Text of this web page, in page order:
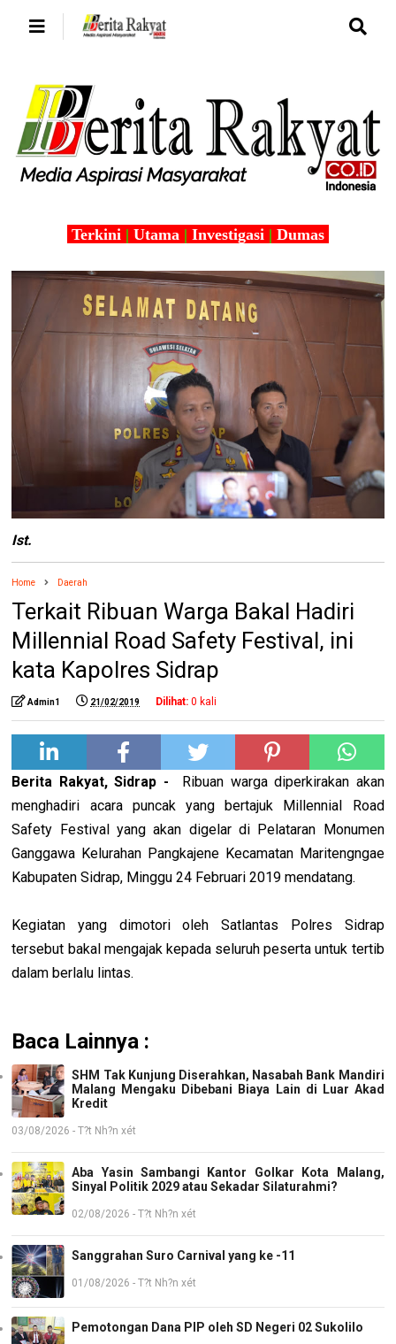
Terkini | Utama | Investigasi | Dumas
Ist.
Home Daerah
Terkait Ribuan Warga Bakal Hadiri
Millennial Road Safety Festival, ini
kata Kapolres Sidrap
Admin1 21/02/2019 Dilihat: 0 kali
Berita Rakyat, Sidrap -
Ribuan warga diperkirakan akan
menghadiri acara puncak yang bertajuk Millennial Road
Safety Festival yang akan digelar di Pelataran Monumen
Ganggawa Kelurahan Pangkajene Kecamatan Maritengngae
Kabupaten Sidrap, Minggu 24 Februari 2019 mendatang.
Kegiatan yang dimotori oleh Satlantas Polres Sidrap
tersebut bakal mengajak kepada seluruh peserta untuk tertib
dalam berlalu lintas.
Baca Lainnya :
SHM Tak Kunjung Diserahkan, Nasabah Bank Mandiri
Malang Mengaku Dibebani Biaya Lain di Luar Akad
Kredit
03/08/2026 - T?t Nh?n xét
Aba Yasin Sambangi Kantor Golkar Kota Malang,
Sinyal Politik 2029 atau Sekadar Silaturahmi?
02/08/2026 - T?t Nh?n xét
Sanggrahan Suro Carnival yang ke -11
01/08/2026 - T?t Nh?n xét
Pemotongan Dana PIP oleh SD Negeri 02 Sukolilo